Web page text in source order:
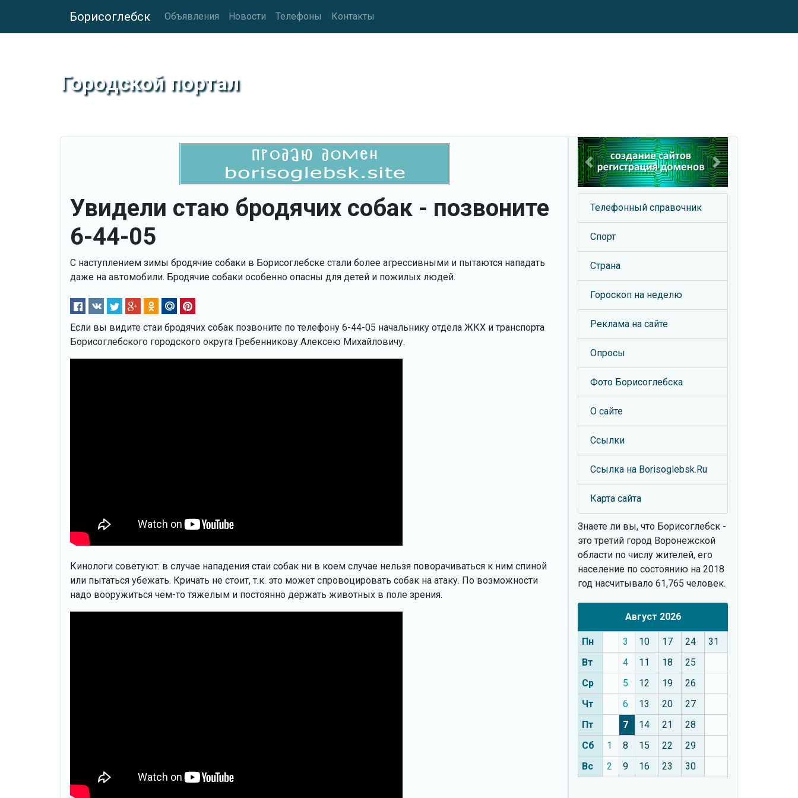
Борисоглебск Объявления Новости Телефоны Контакты
Городской портал
Увидели стаю бродячих собак - позвоните
6-44-05
С наступлением зимы бродячие собаки в Борисоглебске стали более агрессивными и пытаются нападать
даже на автомобили. Бродячие собаки особенно опасны для детей и пожилых людей.
Если вы видите стаи бродячих собак позвоните по телефону 6-44-05 начальнику отдела ЖКХ и транспорта
Борисоглебского городского округа Гребенникову Алексею Михайловичу.
Кинологи советуют: в случае нападения стаи собак ни в коем случае нельзя поворачиваться к ним спиной
или пытаться убежать. Кричать не стоит, т.к. это может спровоцировать собак на атаку. По возможности
надо вооружиться чем-то тяжелым и постоянно держать животных в поле зрения.
Previous Next
Телефонный справочник
Спорт
Страна
Гороскоп на неделю
Реклама на сайте
Опросы
Фото Борисоглебска
О сайте
Ссылки
Ссылка на Borisoglebsk.Ru
Карта сайта
Знаете ли вы, что Борисоглебск -
это третий город Воронежской
области по числу жителей, его
население по состоянию на 2018
год насчитывало 61,765 человек.
Август 2026
Пн 3 10 17 24
31
Вт
4 11 18
25
Ср
5 12 19
26
Чт
6 13 20
27
Пт
7 14 21
28
Сб
1 8 15 22
29
Вс
2 9 16 23 30